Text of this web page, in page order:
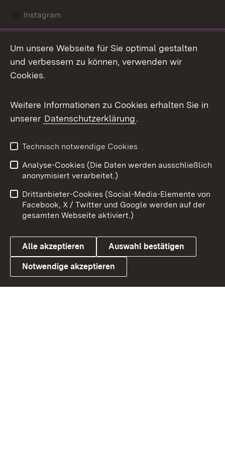
Instagram
Mastodon
Messenger
Social Wall
X / Twitter
Youtube
Link zum Landesportal
Benutzungshinweise
Barrierefreiheit
Datenschutz
Cookies
Um unsere Webseite für Sie optimal gestalten
und verbessern zu können, verwenden wir
Cookies.
Weitere Informationen zu Cookies erhalten Sie in
unserer Datenschutzerklärung.
Technisch notwendige Cookies
Analyse-Cookies (Die Daten werden ausschließlich
anonymisiert verarbeitet.)
Drittanbieter-Cookies (Social-Media-Elemente von
Facebook, X / Twitter und Google werden auf der
gesamten Webseite aktiviert.)
Alle akzeptieren Auswahl bestätigen
Notwendige akzeptieren